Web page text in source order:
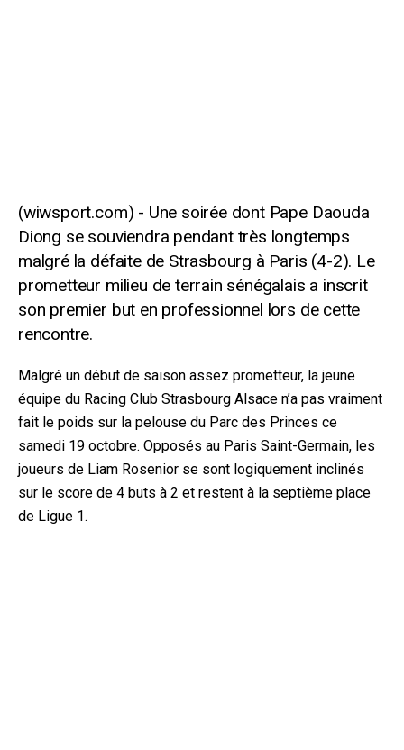
Une soirée dont Pape Daouda
Diong se souviendra pendant très longtemps
malgré la défaite de Strasbourg à Paris (4-2). Le
prometteur milieu de terrain sénégalais a inscrit
son premier but en professionnel lors de cette
rencontre.
Malgré un début de saison assez prometteur, la jeune
équipe du Racing Club Strasbourg Alsace n’a pas vraiment
fait le poids sur la pelouse du Parc des Princes ce
samedi 19 octobre. Opposés au Paris Saint-Germain, les
joueurs de Liam Rosenior se sont logiquement inclinés
sur le score de 4 buts à 2 et restent à la septième place
de Ligue 1.